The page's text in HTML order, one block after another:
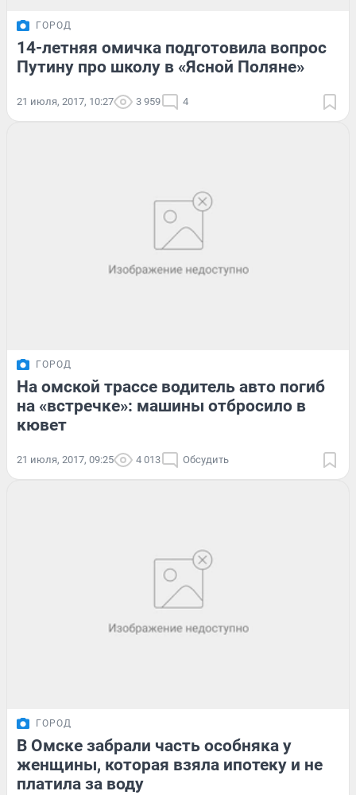
ГОРОД
14-летняя омичка подготовила вопрос
Путину про школу в «Ясной Поляне»
21 июля, 2017, 10:27 3 959 4
ГОРОД
На омской трассе водитель авто погиб
на «встречке»: машины отбросило в
кювет
21 июля, 2017, 09:25 4 013 Обсудить
ГОРОД
В Омске забрали часть особняка у
женщины, которая взяла ипотеку и не
платила за воду